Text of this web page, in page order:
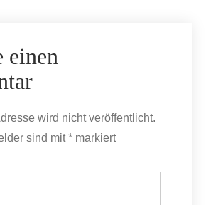
einen
wird nicht veröffentlicht.
sind mit* markiert